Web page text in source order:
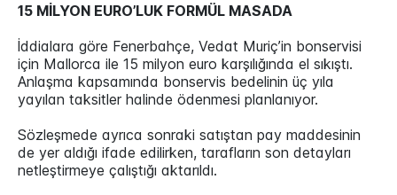
15 MİLYON EURO’LUK FORMÜL MASADA
İddialara göre Fenerbahçe, Vedat Muriç’in bonservisi
için Mallorca ile 15 milyon euro karşılığında el sıkıştı.
Anlaşma kapsamında bonservis bedelinin üç yıla
yayılan taksitler halinde ödenmesi planlanıyor.
Sözleşmede ayrıca sonraki satıştan pay maddesinin
de yer aldığı ifade edilirken, tarafların son detayları
netleştirmeye çalıştığı aktarıldı.